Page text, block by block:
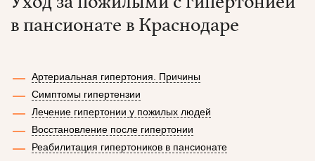
в пансионате в Краснодаре
Артериальная гипертония. Причины
Симптомы гипертензии
Лечение гипертонии у пожилых людей
Восстановление после гипертонии
Реабилитация гипертоников в пансионате